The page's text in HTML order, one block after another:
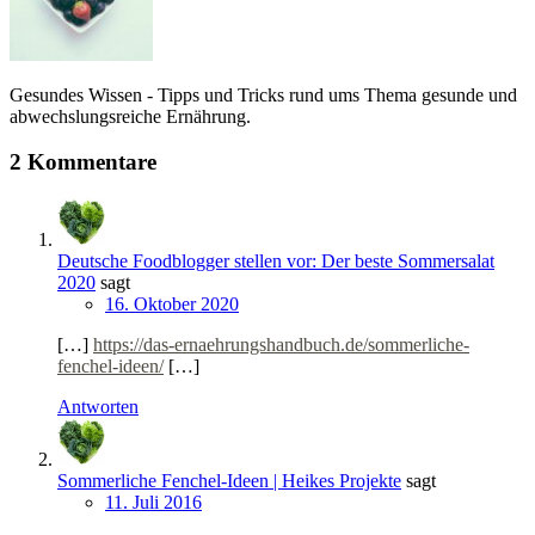
Gesundes Wissen - Tipps und Tricks rund ums Thema gesunde und
abwechslungsreiche Ernährung.
2 Kommentare
Deutsche Foodblogger stellen vor: Der beste Sommersalat
2020 sagt
16. Oktober 2020
[…] https://das-ernaehrungshandbuch.de/sommerliche-
fenchel-ideen/[…]
Antworten
Sommerliche Fenchel-Ideen | Heikes Projekte sagt
11. Juli 2016